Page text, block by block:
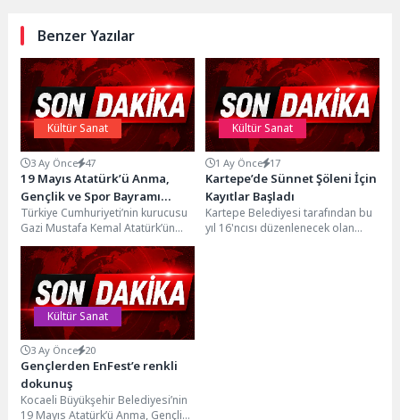
Benzer Yazılar
Kültür Sanat
3 Ay Önce 47
19 Mayıs Atatürk’ü Anma,
Gençlik ve Spor Bayramı
Aliağa’da Coşkuyla Kutlandı
Türkiye Cumhuriyeti’nin kurucusu
Gazi Mustafa Kemal Atatürk’ün
Türk Gençliğine armağan ettiği 19
Mayıs Atatürk'ü Anma,...
Kültür Sanat
1 Ay Önce 17
Kartepe’de Sünnet Şöleni İçin
Kayıtlar Başladı
Kartepe Belediyesi tarafından bu
yıl 16'ncısı düzenlenecek olan
Kültür Sanat
3 Ay Önce 20
Gençlerden EnFest’e renkli
dokunuş
Kocaeli Büyükşehir Belediyesi’nin
19 Mayıs Atatürk’ü Anma, Gençlik